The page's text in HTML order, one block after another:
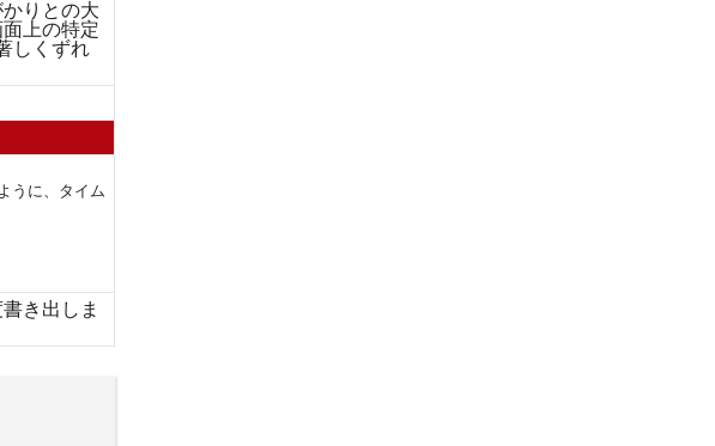
りとの大
上の特定
しくずれ
うに、タイム
き出しま